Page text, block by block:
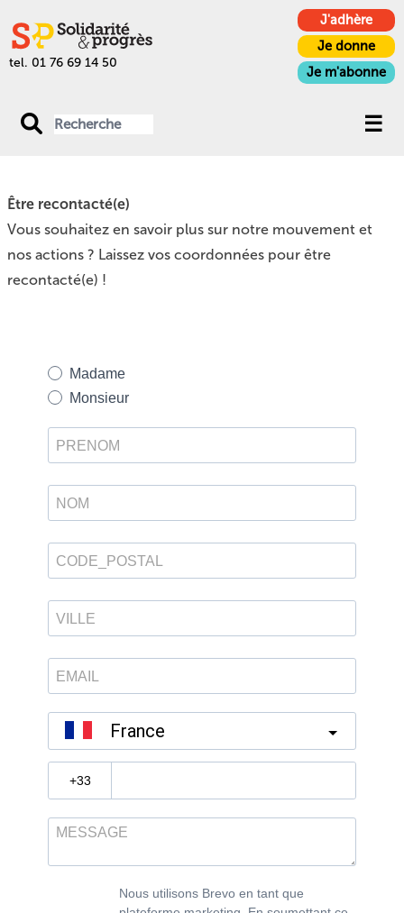
tel. 01 76 69 14 50
J'adhère
Je donne
Je m'abonne
Être recontacté(e)
Vous souhaitez en savoir plus sur notre mouvement et
nos actions ? Laissez vos coordonnées pour être
recontacté(e) !